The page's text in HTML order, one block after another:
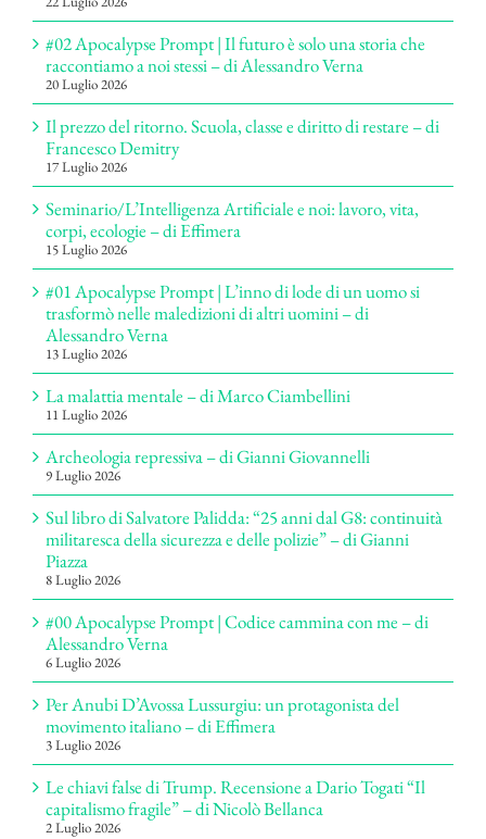
#02 Apocalypse Prompt | Il futuro è solo una storia che
raccontiamo a noi stessi – di Alessandro Verna
20 Luglio 2026
Il prezzo del ritorno. Scuola, classe e diritto di restare – di
Francesco Demitry
17 Luglio 2026
Seminario/L’Intelligenza Artificiale e noi: lavoro, vita,
corpi, ecologie – di Effimera
15 Luglio 2026
#01 Apocalypse Prompt | L’inno di lode di un uomo si
trasformò nelle maledizioni di altri uomini – di
Alessandro Verna
13 Luglio 2026
La malattia mentale – di Marco Ciambellini
11 Luglio 2026
Archeologia repressiva – di Gianni Giovannelli
9 Luglio 2026
Sul libro di Salvatore Palidda: “25 anni dal G8: continuità
militaresca della sicurezza e delle polizie” – di Gianni
Piazza
8 Luglio 2026
#00 Apocalypse Prompt | Codice cammina con me – di
Alessandro Verna
6 Luglio 2026
Per Anubi D’Avossa Lussurgiu: un protagonista del
movimento italiano – di Effimera
3 Luglio 2026
Le chiavi false di Trump. Recensione a Dario Togati “Il
capitalismo fragile” – di Nicolò Bellanca
2 Luglio 2026